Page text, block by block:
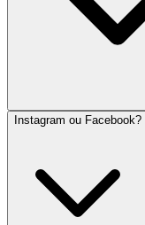
Instagram ou Facebook?